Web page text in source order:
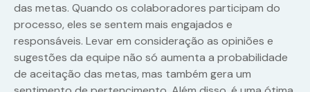
das metas. Quando os colaboradores participam do
processo, eles se sentem mais engajados e
responsáveis. Levar em consideração as opiniões e
sugestões da equipe não só aumenta a probabilidade
de aceitação das metas, mas também gera um